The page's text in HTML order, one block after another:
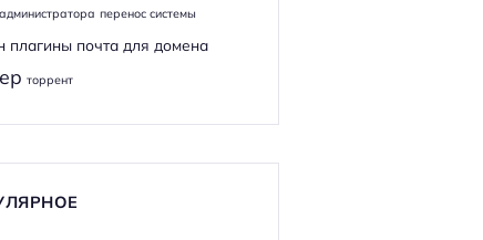
перенос системы
плагины почта для домена
торрент